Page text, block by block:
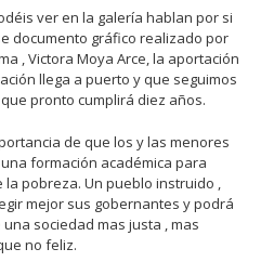
ver en la galería hablan por si
documento gráfico realizado por
, Victora Moya Arce, la aportación
llega a puerto y que seguimos
pronto cumplirá diez años.
de que los y las menores
formación académica para
pobreza. Un pueblo instruido ,
mejor sus gobernantes y podrá
sociedad mas justa , mas
no feliz.